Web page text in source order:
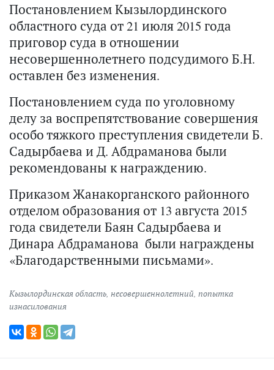
Постановлением Кызылординского
областного суда от 21 июля 2015 года
приговор суда в отношении
несовершеннолетнего подсудимого Б.Н.
оставлен без изменения.
Постановлением суда по уголовному
делу за воспрепятствование совершения
особо тяжкого преступления свидетели Б.
Садырбаева и Д. Абдраманова были
рекомендованы к награждению.
Приказом Жанакорганского районного
отделом образования от 13 августа 2015
года свидетели Баян Садырбаева и
Динара Абдраманова были награждены
«Благодарственными письмами».
Кызылординская область, несовершеннолетний, попытка
изнасилования